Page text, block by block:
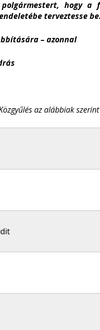
hogy a
terveztesse be.
– azonnal
az alábbiak